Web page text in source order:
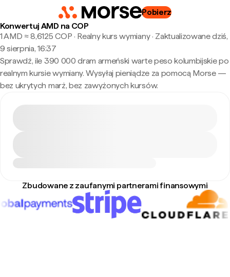
Pobierz
Konwertuj AMD na COP
1 AMD ≈ 8,6125 COP · Realny kurs wymiany· Zaktualizowane dziś,
9 sierpnia, 16:37
Sprawdź, ile 390 000 dram armeński warte peso kolumbijskie po
realnym kursie wymiany. Wysyłaj pieniądze za pomocą Morse —
bez ukrytych marż, bez zawyżonych kursów.
Zbudowane z zaufanymi partnerami finansowymi